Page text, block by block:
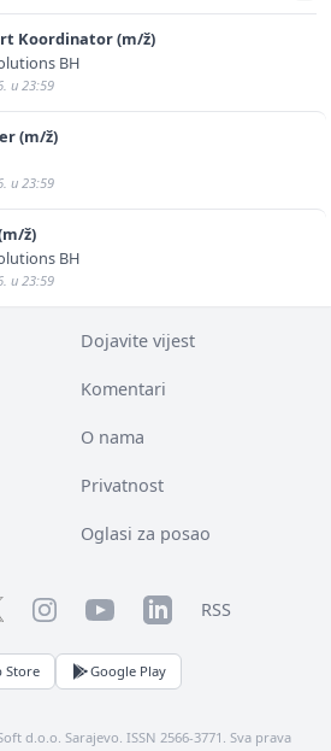
Koordinator (m/ž)
BH
u 23:59
(m/ž)
u 23:59
ž)
BH
u 23:59
Dojavite vijest
Komentari
O nama
Privatnost
Oglasi za posao
InstagramYouTubeLinkedInRSS
Store Google Play
d.o.o. Sarajevo. ISSN 2566-3771. Sva prava